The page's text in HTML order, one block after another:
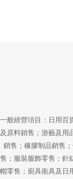
一般經營項目：日用百
及原料銷售；游藝及用
銷售；橡膠制品銷售
售；服裝服飾零售；針
帽零售；廚具衛具及日